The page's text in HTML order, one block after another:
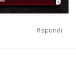
Rispondi